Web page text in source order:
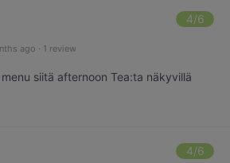
4/6
ago · 1 review
siitä afternoon Tea:ta näkyvillä
4/6